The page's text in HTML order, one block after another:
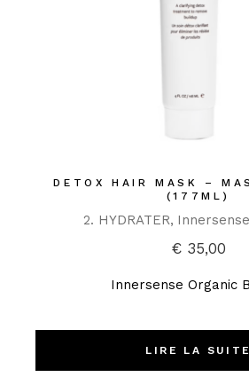
DETOX HAIR MASK –
(177ML)
2. HYDRATER Innersense
€35,00
Innersense Organic
LIRE LA SUITE